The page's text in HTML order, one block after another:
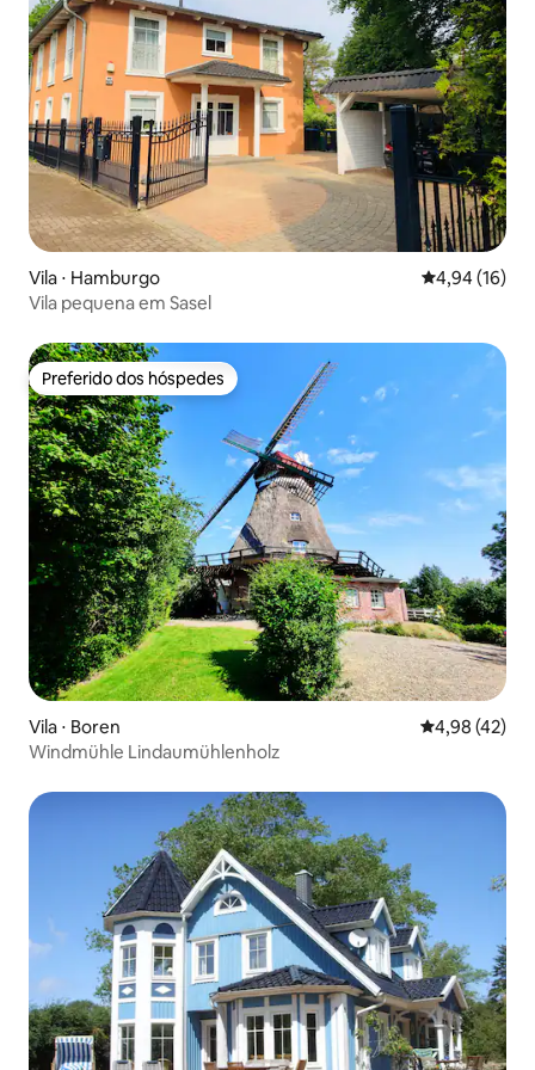
Vila ⋅ Hamburgo 4,94 de uma
4,94 (16)
Vila pequena em Sasel
Preferido dos hóspedes
Preferido dos hóspedes
Vila ⋅ Boren 4,98 de uma
4,98 (42)
Windmühle Lindaumühlenholz